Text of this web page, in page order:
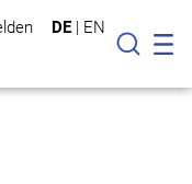
DE | EN
Suche